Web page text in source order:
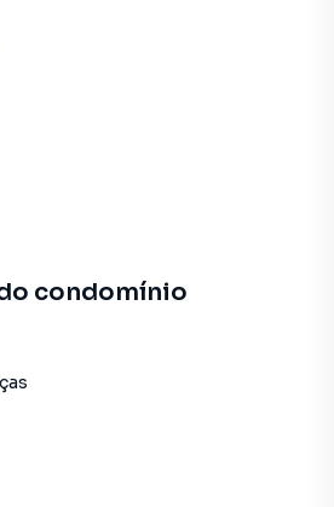
na porta de entrada;
de Lazer:
box de praia;
e mobiliado;
condomínio